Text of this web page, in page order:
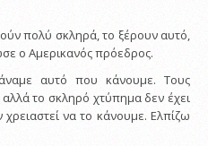
πολύ σκληρά, το ξέρουν αυτό,
ο Αμερικανός πρόεδρος.
αυτό που κάνουμε. Τους
το σκληρό χτύπημα δεν έχει
να το κάνουμε. Ελπίζω